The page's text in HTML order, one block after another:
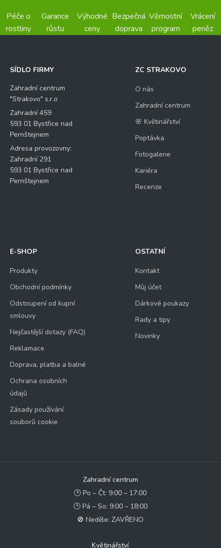
Péče o
rostliny
Garance
růstu
Výhodné
ceny
Bezpečná
doprava
Věrnostní
program
Vrácení
peněz
SÍDLO FIRMY
Zahradní centrum
"Strakovo" s.r.o
Zahradní 459
593 01 Bystřice nad
Pernštejnem
Adresa provozovny:
Zahradní 291
593 01 Bystřice nad
Pernštejnem
ZC STRAKOVO
O nás
Zahradní centrum
🌸 Květinářství
Poptávka
Fotogalerie
Kariéra
Recenze
E-SHOP
Produkty
Obchodní podmínky
Odstoupení od kupní
smlouvy
Nejčastější dotazy (FAQ)
Reklamace
Doprava, platba a balné
Ochrana osobních
údajů
Zásady používání
souborů cookie
OSTATNÍ
Kontakt
Můj účet
Dárkové poukazy
Rady a tipy
Novinky
Zahradní centrum
🕑 Po – Čt: 9:00 – 17:00
🕑 Pá – So: 9:00 – 18:00
🚫 Neděle: ZAVŘENO
Květinářství